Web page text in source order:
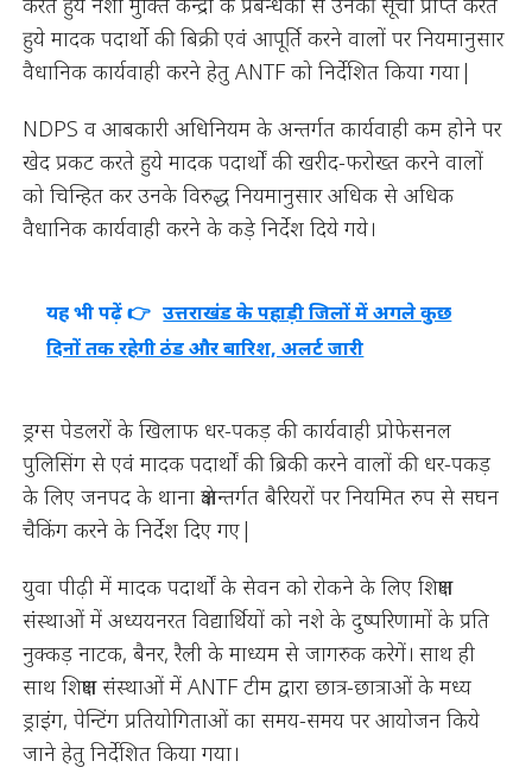
हुये मादक पदार्थो की बिक्री एवं आपूर्ति करने वालों पर नियमानुसार
वैधानिक कार्यवाही करने हेतु ANTF को निर्देशित किया गया|
NDPS व आबकारी अधिनियम के अन्तर्गत कार्यवाही कम होने पर
खेद प्रकट करते हुये मादक पदार्थों की खरीद-फरोख्त करने वालों
को चिन्हित कर उनके विरुद्ध नियमानुसार अधिक से अधिक
वैधानिक कार्यवाही करने के कड़े निर्देश दिये गये।
यह भी पढ़ें 👉 उत्तराखंड के पहाड़ी जिलों में अगले कुछ
दिनों तक रहेगी ठंड और बारिश, अलर्ट जारी
ड्रग्स पेडलरों के खिलाफ धर-पकड़ की कार्यवाही प्रोफेसनल
पुलिसिंग से एवं मादक पदार्थों की ब्रिकी करने वालों की धर-पकड़
के लिए जनपद के थाना क्षेत्रान्तर्गत बैरियरों पर नियमित रुप से सघन
चैकिंग करने के निर्देश दिए गए|
युवा पीढ़ी में मादक पदार्थों के सेवन को रोकने के लिए शिक्षण
संस्थाओं में अध्ययनरत विद्यार्थियों को नशे के दुष्परिणामों के प्रति
नुक्कड़ नाटक, बैनर, रैली के माध्यम से जागरुक करेगें। साथ ही
साथ शिक्षण संस्थाओं में ANTF टीम द्वारा छात्र-छात्राओं के मध्य
ड्राइंग, पेन्टिंग प्रतियोगिताओं का समय-समय पर आयोजन किये
जाने हेतु निर्देशित किया गया।